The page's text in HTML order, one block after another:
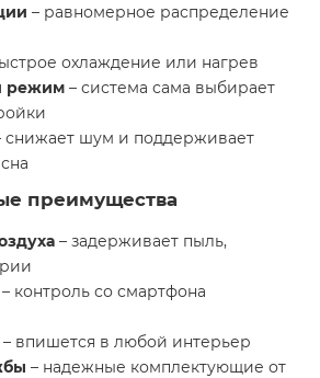
– равномерное распределение
охлаждение или нагрев
режим – система сама выбирает
снижает шум и поддерживает
преимущества
– задерживает пыль,
– контроль со смартфона
– впишется в любой интерьер
– надежные комплектующие от